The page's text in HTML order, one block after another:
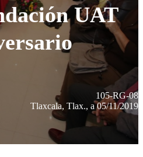
UAT
105-RG-08
Tlaxcala, Tlax., a 05/11/2019